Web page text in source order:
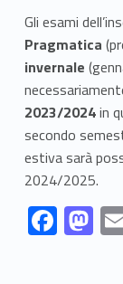
Gli esami
Pragmatica
invernale
2023/2024in
secondo
estiva sarà
2024/2025.
Link identifier #identifier__43120-1
F
ac
Link identifier #identifier__188654-2 M
as
Link identifier #identifier__51935-3